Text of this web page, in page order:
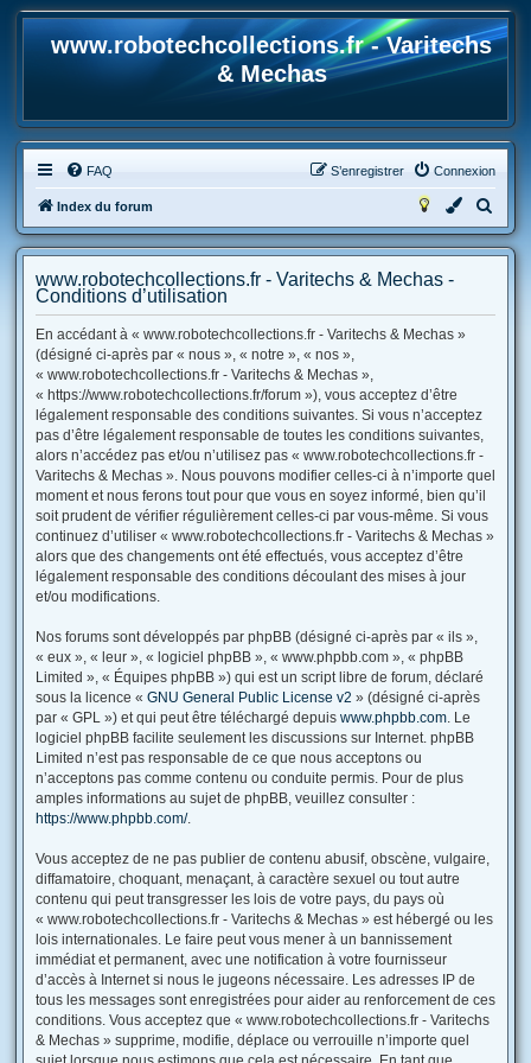
www.robotechcollections.fr - Varitechs
& Mechas
FAQ Connexion
S’enregistrer
Index du forum
e
e
www.robotechcollections.fr - Varitechs & Mechas -
Conditions d’utilisation
En accédant à « www.robotechcollections.fr - Varitechs & Mechas »
(désigné ci-après par « nous », « notre », « nos »,
« www.robotechcollections.fr - Varitechs & Mechas »,
« https://www.robotechcollections.fr/forum »), vous acceptez d’être
légalement responsable des conditions suivantes. Si vous n’acceptez
pas d’être légalement responsable de toutes les conditions suivantes,
alors n’accédez pas et/ou n’utilisez pas « www.robotechcollections.fr -
Varitechs & Mechas ». Nous pouvons modifier celles-ci à n’importe quel
moment et nous ferons tout pour que vous en soyez informé, bien qu’il
soit prudent de vérifier régulièrement celles-ci par vous-même. Si vous
continuez d’utiliser « www.robotechcollections.fr - Varitechs & Mechas »
alors que des changements ont été effectués, vous acceptez d’être
légalement responsable des conditions découlant des mises à jour
et/ou modifications.
Nos forums sont développés par phpBB (désigné ci-après par « ils »,
« eux », « leur », « logiciel phpBB », « www.phpbb.com », « phpBB
Limited », « Équipes phpBB ») qui est un script libre de forum, déclaré
sous la licence « GNU General Public License v2 » (désigné ci-après
par « GPL ») et qui peut être téléchargé depuis www.phpbb.com. Le
logiciel phpBB facilite seulement les discussions sur Internet. phpBB
Limited n’est pas responsable de ce que nous acceptons ou
n’acceptons pas comme contenu ou conduite permis. Pour de plus
amples informations au sujet de phpBB, veuillez consulter :
https://www.phpbb.com/.
Vous acceptez de ne pas publier de contenu abusif, obscène, vulgaire,
diffamatoire, choquant, menaçant, à caractère sexuel ou tout autre
contenu qui peut transgresser les lois de votre pays, du pays où
« www.robotechcollections.fr - Varitechs & Mechas » est hébergé ou les
lois internationales. Le faire peut vous mener à un bannissement
immédiat et permanent, avec une notification à votre fournisseur
d’accès à Internet si nous le jugeons nécessaire. Les adresses IP de
tous les messages sont enregistrées pour aider au renforcement de ces
conditions. Vous acceptez que « www.robotechcollections.fr - Varitechs
& Mechas » supprime, modifie, déplace ou verrouille n’importe quel